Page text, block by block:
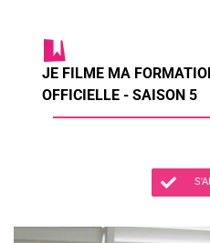
JE FILME MA
OFFICIELLE - SAISON 5